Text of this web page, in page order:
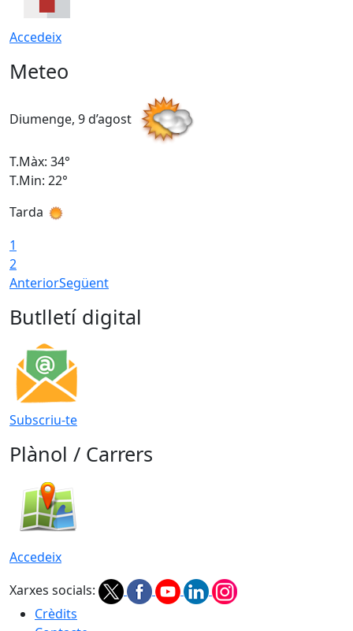
Accedeix
Meteo
Diumenge, 9 d’agost
T.Màx: 34°
T.Min: 22°
Tarda
1
2
AnteriorSegüent
Butlletí digital
Subscriu-te
Plànol / Carrers
Accedeix
Xarxes socials:
Crèdits